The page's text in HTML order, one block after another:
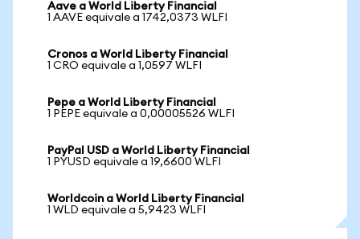
Aave a World Liberty Financial
1 AAVE equivale a 1742,0373 WLFI
Cronos a World Liberty Financial
1 CRO equivale a 1,0597 WLFI
Pepe a World Liberty Financial
1 PEPE equivale a 0,00005526 WLFI
PayPal USD a World Liberty Financial
1 PYUSD equivale a 19,6600 WLFI
Worldcoin a World Liberty Financial
1 WLD equivale a 5,9423 WLFI